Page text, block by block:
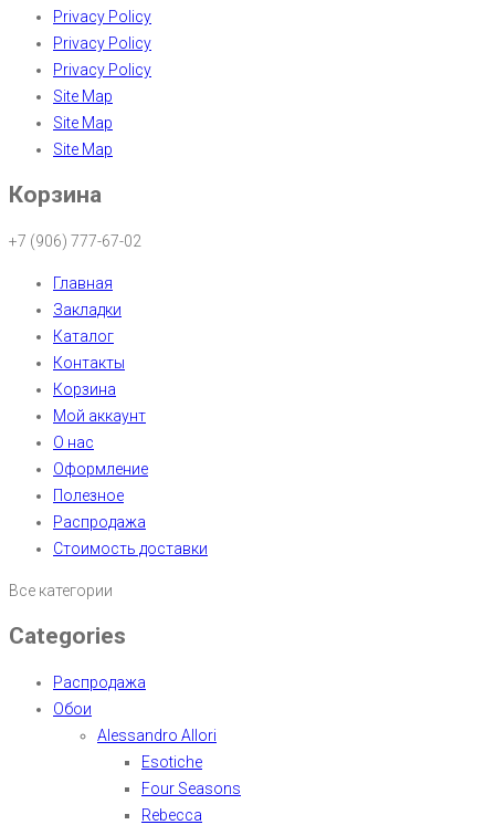
Privacy Policy
Privacy Policy
Privacy Policy
Site Map
Site Map
Site Map
Корзина
+7 (906) 777-67-02
Главная
Закладки
Каталог
Контакты
Корзина
Мой аккаунт
О нас
Оформление
Полезное
Распродажа
Стоимость доставки
Все категории
Categories
Распродажа
Обои
Alessandro Allori
Esotiche
Four Seasons
Rebecca